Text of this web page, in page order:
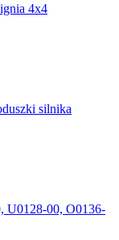
4x4
silnika
U0128-00, O0136-